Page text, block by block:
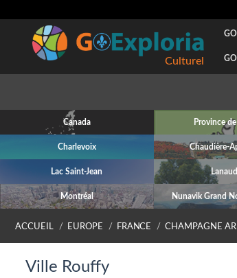
Culturel
Canada Province
Charlevoix Chaudière-
Lac Saint-Jean
Montréal Nunavik Grand
ACCUEIL EUROPE FRANCE CHAMPAGNE
Ville Rouffy